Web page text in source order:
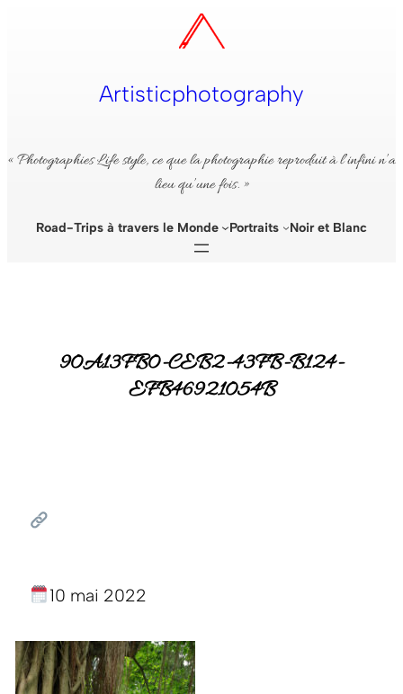
Artisticphotography
« Photographies Life style, ce que la photographie reproduit à l’infini n’a
lieu qu’une fois. »
Road-Trips à travers le Monde Portraits Noir et Blanc
90A13FB0-CEB2-43FB-B124-
EFB46921054B
10 mai 2022